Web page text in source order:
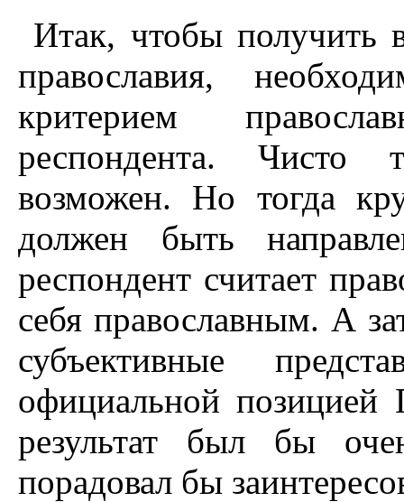
Итак, чтобы получить
православия,
критерием
респондента. Чисто
возможен. Но тогда
должен быть
респондент считает
себя православным. А
субъективные
официальной позицией
результат был бы
порадовал бы